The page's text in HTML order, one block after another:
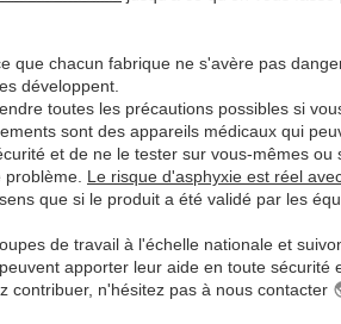
que chacun fabrique ne s'avère pas
développent.
toutes les précautions possibles si
sont des appareils médicaux qui
et de ne le tester sur vous-mêmes
Le risque d'asphyxie est réel
que si le produit a été validé par les
de travail à l'échelle nationale et
apporter leur aide en toute sécurité
contribuer, n'hésitez pas à nous contacter